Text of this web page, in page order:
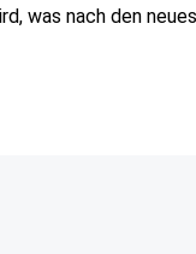
was nach den